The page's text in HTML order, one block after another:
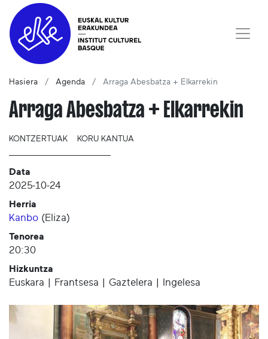
Hasiera Agenda Arraga Abesbatza + Elkarrekin
Arraga Abesbatza + Elkarrekin
KONTZERTUAK KORU KANTUA
Data
2025-10-24
Herria
Kanbo (Eliza)
Tenorea
20:30
Hizkuntza
Euskara | Frantsesa | Gaztelera | Ingelesa